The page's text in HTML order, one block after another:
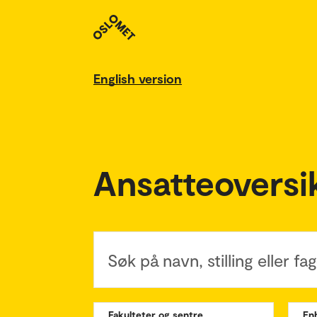
English version
Søk på navn, stilling eller
Fakulteter og sentre